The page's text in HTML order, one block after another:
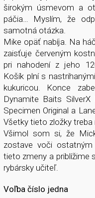
širokým úsmevom a
páčia… Myslím, že
samotná otázka.
Mike opäť nabíja. Na
zaisťuje červeným
pri nahodení z jeho
Košík plní s
kukuricou. Konce
Dynamite Baits SilverX
Specimen Original a
Všetky tieto zložky
Všimol som si, že
zostave voči
tieto zmeny a priblížime
rybársky učiteľ.
Voľba číslo jedna